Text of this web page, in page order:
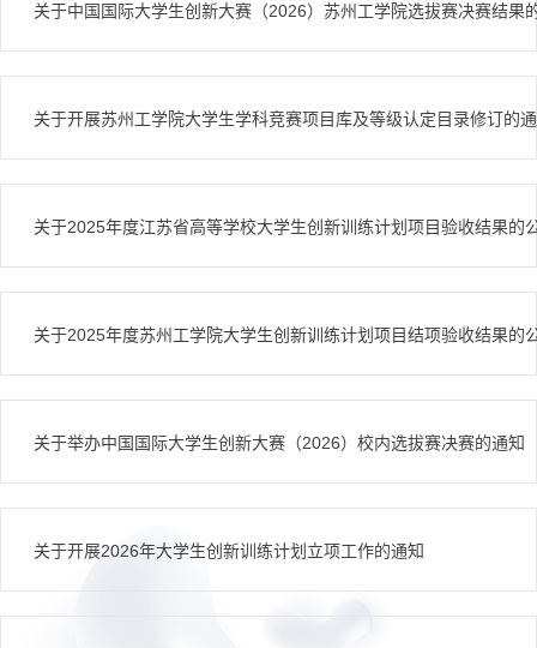
关于中国国际大学生创新大赛（2026）苏州工学院选拔赛决赛结果
关于开展苏州工学院大学生学科竞赛项目库及等级认定目录修订的
关于2025年度江苏省高等学校大学生创新训练计划项目验收结果的
关于2025年度苏州工学院大学生创新训练计划项目结项验收结果的
关于举办中国国际大学生创新大赛（2026）校内选拔赛决赛的通知
关于开展2026年大学生创新训练计划立项工作的通知